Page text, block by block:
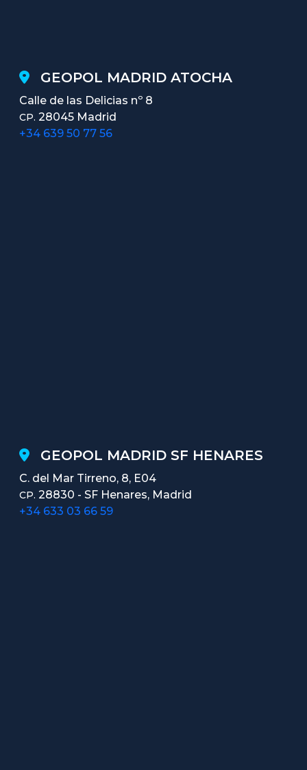
GEOPOL MADRID ATOCHA
Calle de las Delicias nº 8
CP. 28045 Madrid
+34 639 50 77 56
GEOPOL MADRID SF HENARES
C. del Mar Tirreno, 8, E04
CP. 28830 - SF Henares, Madrid
+34 633 03 66 59